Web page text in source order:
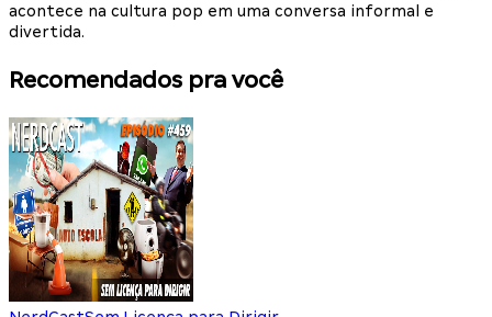
acontece na cultura pop em uma conversa informal e
divertida.
Recomendados pra você